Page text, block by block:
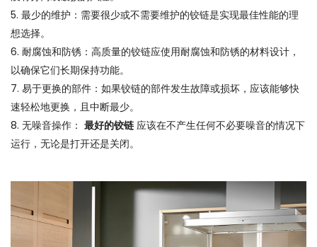
5. 最少的维护：需要很少或不需要维护的铰链是实现最佳性能的理
想选择。
6. 耐腐蚀和防锈：高质量的铰链应使用耐腐蚀和防锈的材料设计，
以确保它们长期保持功能。
7. 易于更换的部件：如果铰链的部件发生故障或损坏，应该能够快
速轻松地更换，且中断最少。
8. 无噪音操作： 最好的铰链 应该在不产生任何不必要噪音的情况下
运行，无论是打开还是关闭。